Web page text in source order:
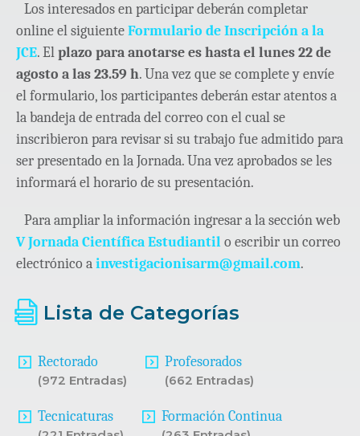
Los interesados en participar deberán completar
online el siguienteFormulario de Inscripción a la
JCE. Elplazo para anotarse es hasta el lunes 22 de
agosto a las 23.59 h. Una vez que se complete y envíe
el formulario, los participantes deberán estar atentos a
la bandeja de entrada del correo con el cual se
inscribieron para revisar si su trabajo fue admitido para
ser presentado en la Jornada. Una vez aprobados se les
informará el horario de su presentación.
Para ampliar la información ingresar a la sección web
V Jornada Científica Estudiantilo escribir un correo
electrónico ainvestigacionisarm@gmail.com.
Lista de Categorías
Rectorado
(972 Entradas)
Profesorados
(662 Entradas)
Tecnicaturas Formación Continua